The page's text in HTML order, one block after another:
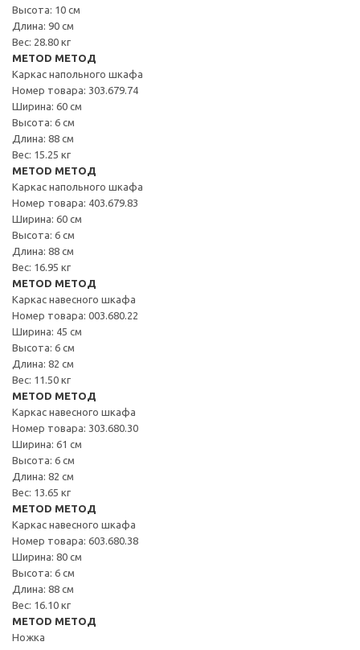
Высота: 10 см
Длина: 90 см
Вес: 28.80 кг
METOD МЕТОД
Каркас напольного шкафа
Номер товара: 303.679.74
Ширина: 60 см
Высота: 6 см
Длина: 88 см
Вес: 15.25 кг
METOD МЕТОД
Каркас напольного шкафа
Номер товара: 403.679.83
Ширина: 60 см
Высота: 6 см
Длина: 88 см
Вес: 16.95 кг
METOD МЕТОД
Каркас навесного шкафа
Номер товара: 003.680.22
Ширина: 45 см
Высота: 6 см
Длина: 82 см
Вес: 11.50 кг
METOD МЕТОД
Каркас навесного шкафа
Номер товара: 303.680.30
Ширина: 61 см
Высота: 6 см
Длина: 82 см
Вес: 13.65 кг
METOD МЕТОД
Каркас навесного шкафа
Номер товара: 603.680.38
Ширина: 80 см
Высота: 6 см
Длина: 88 см
Вес: 16.10 кг
METOD МЕТОД
Ножка